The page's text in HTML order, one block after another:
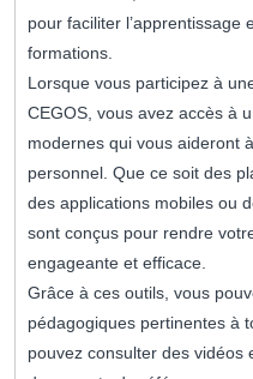
pour faciliter l’apprentissage
formations.
Lorsque vous participez à
CEGOS, vous avez accès à
modernes qui vous aideront
personnel. Que ce soit des
des applications mobiles ou
sont conçus pour rendre
engageante et efficace.
Grâce à ces outils, vous
pédagogiques pertinentes à
pouvez consulter des vidéos